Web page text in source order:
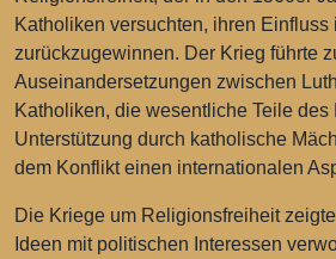
Katholiken versuchten, ihren Einfluss
zurückzugewinnen. Der Krieg führte
Auseinandersetzungen zwischen
Katholiken, die wesentliche Teile
Unterstützung durch katholische
dem Konflikt einen internationalen
Die Kriege um Religionsfreiheit
Ideen mit politischen Interessen